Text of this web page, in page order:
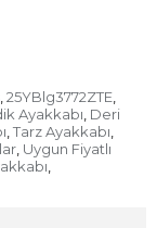
, 25YBlg3772ZTE,
Ayakkabı, Deri
, Tarz Ayakkabı,
, Uygun Fiyatlı
,